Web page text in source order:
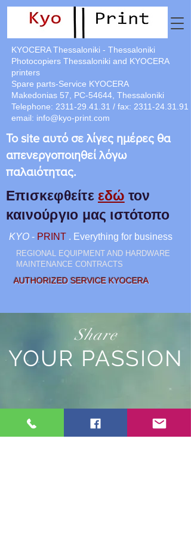
AUTHORIZED SERVICE KYOCERA
KYOCERA Thessaloniki - Thessaloniki
Photocopiers Thessaloniki and KYOCERA
printers
Spare parts-Service KYOCERA
Makedonias 57, PC-54644, Thessaloniki
Telephone: 2311-29.41.31 / fax: 2311-24.31.91
email: info@kyo-print.com
KYO - PRINT . Everything for business
REGIONAL EQUIPMENT AND HARDWARE
MAINTENANCE CONTRACTS
Το site αυτό σε λίγες ημέρες θα
απενεργοποιηθεί λόγω
παλαιότητας.
Επισκεφθείτε εδώ τον
καινούργιο μας ιστότοπο
Share
YOUR PASSION